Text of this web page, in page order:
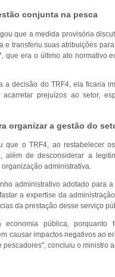
conjunta na pesca
que a medida provisória
transferiu suas atribuições
que era o último ato normativo
a decisão do TRF4, ela ficaria
prejuízos ao setor,
organizar a gestão do
que o TRF4, ao restabelecer
além de desconsiderar a
administrativa.
administrativo adotado para
a expertise da
da prestação desse serviço
pública,
causar impactos negativos ao
concluiu o ministro